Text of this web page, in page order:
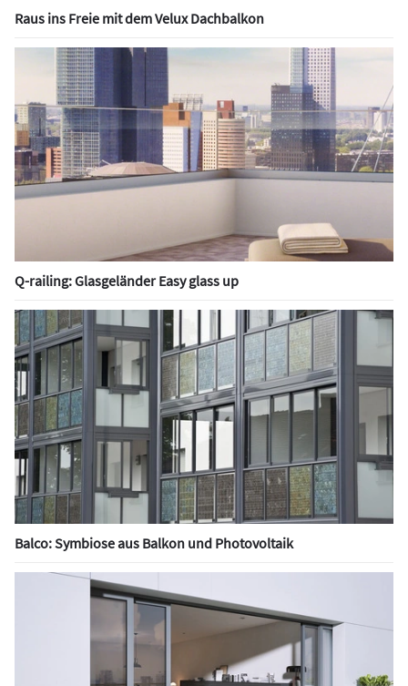
Raus ins Freie mit dem Velux Dachbalkon
Q-railing: Glasgeländer Easy glass up
Balco: Symbiose aus Balkon und Photovoltaik